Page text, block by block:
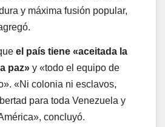
y máxima fusión popular,
el país tiene «aceitada la
paz» y «todo el equipo de
«Ni colonia ni esclavos,
para toda Venezuela y
concluyó.